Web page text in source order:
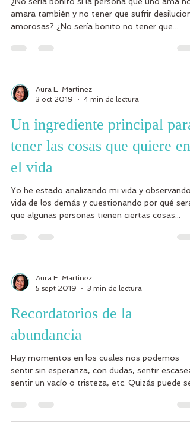
amara también y no tener que sufrir
amorosas? ¿No sería bonito no tener que...
Aura E. Martinez
3 oct 2019
4 min de lectura
Un ingrediente principal para
tener las cosas que quiere en
el vida
Yo he estado analizando mi vida y observando
vida de los demás y cuestionando por qué será
que algunas personas tienen ciertas cosas...
Aura E. Martinez
5 sept 2019
3 min de lectura
Recordatorios de la
abundancia
Hay momentos en los cuales nos podemos
sentir sin esperanza, con dudas, sentir escasez,
sentir un vacío o tristeza, etc. Quizás puede